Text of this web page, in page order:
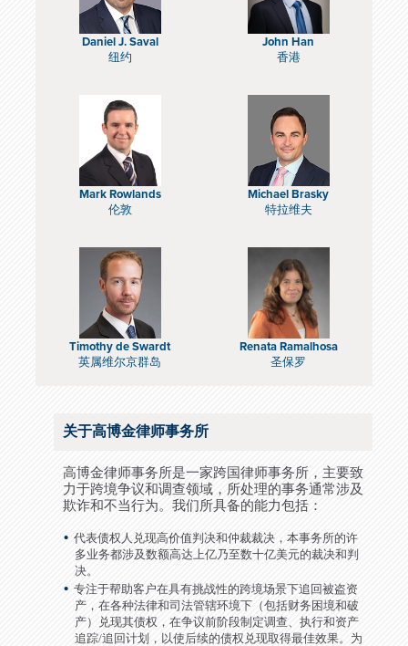
Daniel J. Saval
纽约
John Han
香港
Mark Rowlands
伦敦
Michael Brasky
特拉维夫
Timothy de Swardt
英属维尔京群岛
Renata Ramalhosa
圣保罗
关于高博金律师事务所
高博金律师事务所是一家跨国律师事务所，主要致
力于跨境争议和调查领域，所处理的事务通常涉及
欺诈和不当行为。我们所具备的能力包括：
代表债权人兑现高价值判决和仲裁裁决，本事务所的许
多业务都涉及数额高达上亿乃至数十亿美元的裁决和判
决。
专注于帮助客户在具有挑战性的跨境场景下追回被盗资
产，在各种法律和司法管辖环境下（包括财务困境和破
产）兑现其债权，在争议前阶段制定调查、执行和资产
追踪/追回计划，以使后续的债权兑现取得最佳效果。为